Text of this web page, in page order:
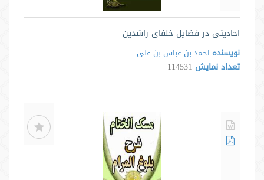
احادیثی در فضایل خلفای راشدین
نویسنده احمد بن عباس بن علی
تعداد نمایش 114531